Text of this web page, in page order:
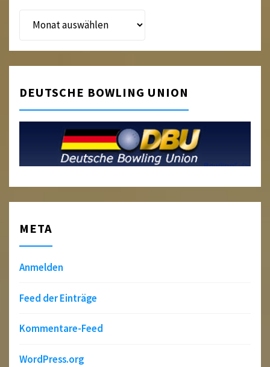
Beitragsarchiv
DEUTSCHE BOWLING UNION
META
Anmelden
Feed der Einträge
Kommentare-Feed
WordPress.org